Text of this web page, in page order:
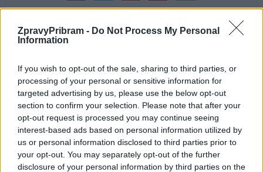
ZpravyPribram - Do Not Process My Personal
Information
If you wish to opt-out of the sale, sharing to third parties, or
processing of your personal or sensitive information for
targeted advertising by us, please use the below opt-out
section to confirm your selection. Please note that after your
opt-out request is processed you may continue seeing
interest-based ads based on personal information utilized by
us or personal information disclosed to third parties prior to
your opt-out. You may separately opt-out of the further
disclosure of your personal information by third parties on the
Předchozí článek
V sobotu vyrazili někteří na
silnice posilnění alkoholem
Následující článek
Jak ušetřit čas při vyřizování
žádostí o cestovní doklady či
občanské průkazy
SOUVISEJÍCÍ ČLÁNKY
VÍCE OD AUTORA